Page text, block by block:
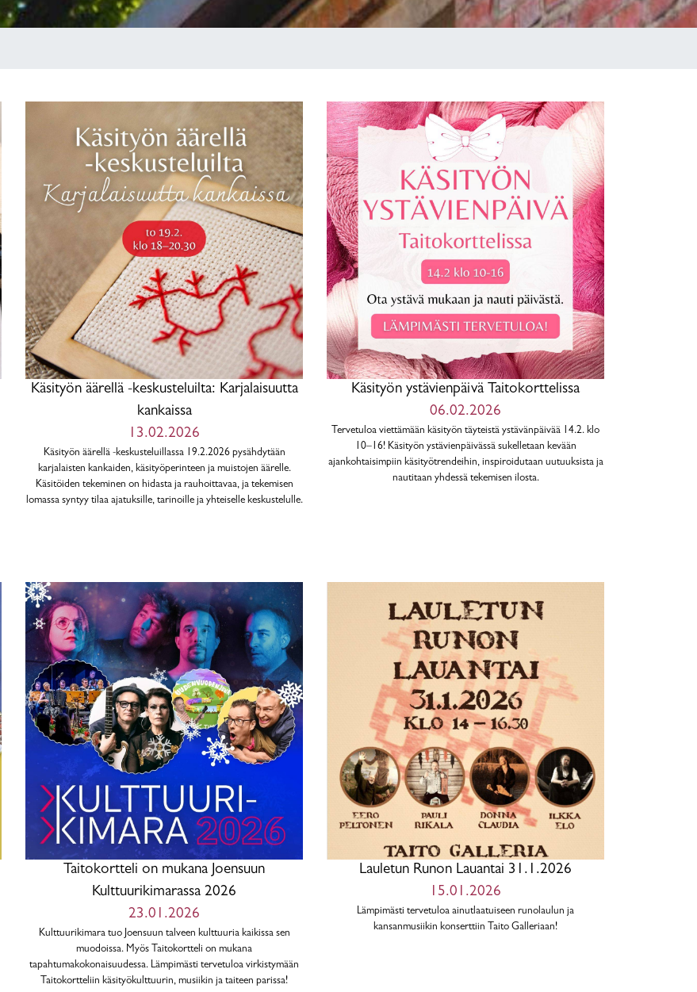
Käsityön äärellä -keskusteluilta: Karjalaisuutta
kankaissa
13.02.2026
Käsityön äärellä -keskusteluillassa 19.2.2026 pysähdytään
karjalaisten kankaiden, käsityöperinteen ja muistojen äärelle.
Käsitöiden tekeminen on hidasta ja rauhoittavaa, ja tekemisen
lomassa syntyy tilaa ajatuksille, tarinoille ja yhteiselle keskustelulle.
Käsityön ystävienpäivä Taitokorttelissa
06.02.2026
Tervetuloa viettämään käsityön täyteistä ystävänpäivää 14.2. klo
10–16! Käsityön ystävienpäivässä sukelletaan kevään
ajankohtaisimpiin käsityötrendeihin, inspiroidutaan uutuuksista ja
nautitaan yhdessä tekemisen ilosta.
Taitokortteli on mukana Joensuun
Kulttuurikimarassa 2026
23.01.2026
Kulttuurikimara tuo Joensuun talveen kulttuuria kaikissa sen
muodoissa. Myös Taitokortteli on mukana
tapahtumakokonaisuudessa. Lämpimästi tervetuloa virkistymään
Taitokortteliin käsityökulttuurin, musiikin ja taiteen parissa!
Lauletun Runon Lauantai 31.1.2026
15.01.2026
Lämpimästi tervetuloa ainutlaatuiseen runolaulun ja
kansanmusiikin konserttiin Taito Galleriaan!